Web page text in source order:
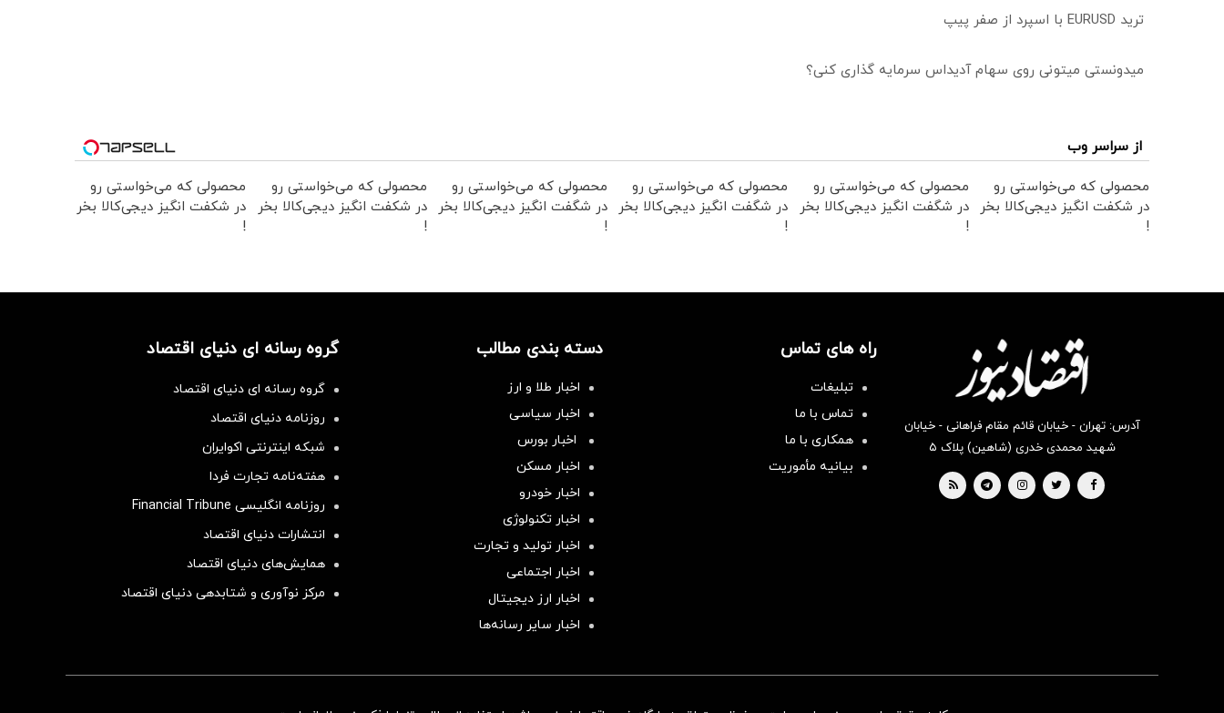
ترید EURUSD با اسپرد از صفر پیپ
میدونستی میتونی روی سهام آدیداس سرمایه گذاری کنی؟
از سراسر وب
محصولی که می‌خواستی رو
در شکفت انگیز دیجی‌کالا بخر
!
محصولی که می‌خواستی رو
در شگفت انگیز دیجی‌کالا بخر
!
محصولی که می‌خواستی رو
در شگفت انگیز دیجی‌کالا بخر
!
محصولی که می‌خواستی رو
در شگفت انگیز دیجی‌کالا بخر
!
محصولی که می‌خواستی رو
در شکفت انگیز دیجی‌کالا بخر
!
محصولی که می‌خواستی رو
در شکفت انگیز دیجی‌کالا بخر
!
آدرس: تهران - خیابان قائم مقام فراهانی - خیابان
شهید محمدی خدری (شاهین) پلاک ۵
راه های تماس
تبلیغات
تماس با ما
همکاری با ما
بیانیه مأموریت
دسته بندی مطالب
اخبار طلا و ارز
اخبار سیاسی
اخبار بورس
اخبار مسکن
اخبار خودرو
اخبار تکنولوژی
اخبار تولید و تجارت
اخبار اجتماعی
اخبار ارز دیجیتال
اخبار سایر رسانه‌‌ها
گروه رسانه ای دنیای اقتصاد
گروه رسانه ای دنیای اقتصاد
روزنامه دنیای اقتصاد
شبکه اینترنتی اکوایران
هفته‌نامه تجارت فردا
روزنامه انگلیسی Financial Tribune
انتشارات دنیای اقتصاد
همایش‌های دنیای اقتصاد
مرکز نوآوری و شتابدهی دنیای اقتصاد